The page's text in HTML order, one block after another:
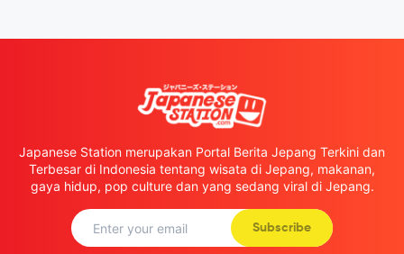
Japanese Station merupakan Portal Berita Jepang Terkini dan
Terbesar di Indonesia tentang wisata di Jepang, makanan,
gaya hidup, pop culture dan yang sedang viral di Jepang.
Subscribe